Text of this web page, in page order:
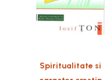
Spiritualitate si